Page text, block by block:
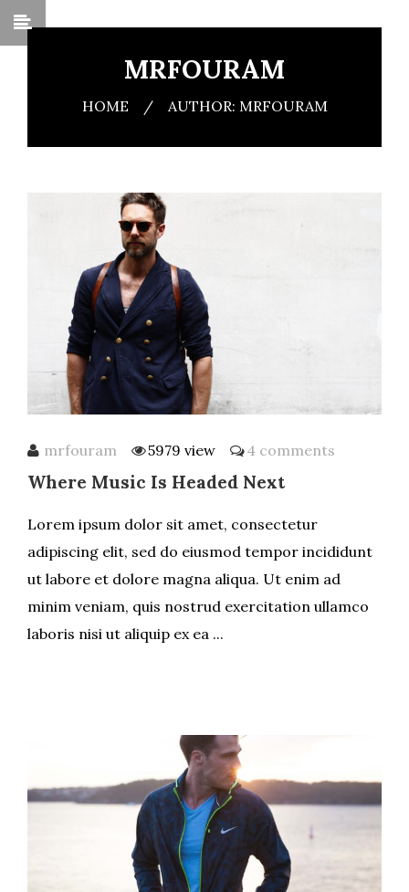
MRFOURAM
HOME / AUTHOR: MRFOURAM
mrfouram 5979 view 4 comments
Where Music Is Headed Next
Lorem ipsum dolor sit amet, consectetur
adipiscing elit, sed do eiusmod tempor incididunt
ut labore et dolore magna aliqua. Ut enim ad
minim veniam, quis nostrud exercitation ullamco
laboris nisi ut aliquip ex ea ...